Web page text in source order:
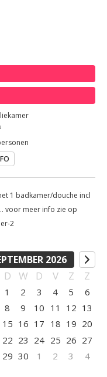
1 badkamer/douche incl
voor meer info zie op
2
2026
D W D V Z Z
1 2 3 4 5
6
8 9 10 11 12 13
15 16 17 18 19 20
22 23 24 25 26 27
29 30 1 2 3 4